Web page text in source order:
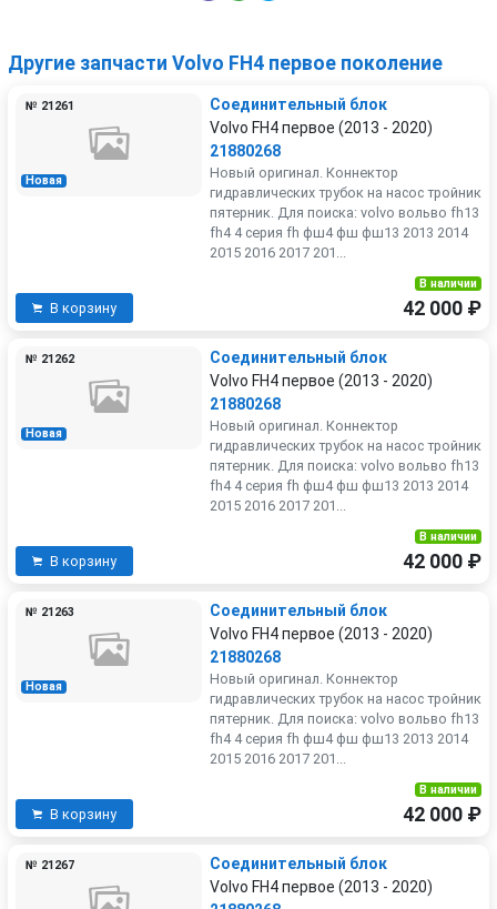
Другие запчасти Volvo FH4 первое поколение
Новая
№ 21261
Соединительный блок
Volvo FH4 первое (2013 - 2020)
21880268
Новый оригинал. Коннектор
гидравлических трубок на насос тройник
пятерник. Для поиска: volvo вольво fh13
fh4 4 серия fh фш4 фш фш13 2013 2014
2015 2016 2017 201...
В корзину
В наличии
42 000 ₽
Новая
№ 21262
Соединительный блок
Volvo FH4 первое (2013 - 2020)
21880268
Новый оригинал. Коннектор
гидравлических трубок на насос тройник
пятерник. Для поиска: volvo вольво fh13
fh4 4 серия fh фш4 фш фш13 2013 2014
2015 2016 2017 201...
В корзину
В наличии
42 000 ₽
Новая
№ 21263
Соединительный блок
Volvo FH4 первое (2013 - 2020)
21880268
Новый оригинал. Коннектор
гидравлических трубок на насос тройник
пятерник. Для поиска: volvo вольво fh13
fh4 4 серия fh фш4 фш фш13 2013 2014
2015 2016 2017 201...
В корзину
В наличии
42 000 ₽
№ 21267
Соединительный блок
Volvo FH4 первое (2013 - 2020)